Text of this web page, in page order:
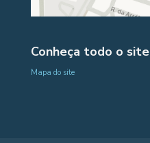
Conheça todo o site
Mapa do site